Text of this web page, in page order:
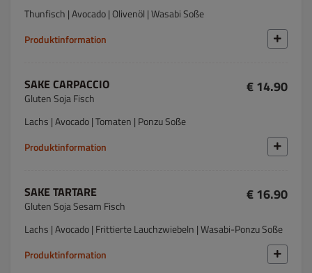
Thunfisch | Avocado | Olivenöl | Wasabi Soße
Produktinformation
SAKE CARPACCIO
Gluten Soja Fisch
€ 14.90
Lachs | Avocado | Tomaten | Ponzu Soße
Produktinformation
SAKE TARTARE
Gluten Soja Sesam Fisch
€ 16.90
Lachs | Avocado | Frittierte Lauchzwiebeln | Wasabi-Ponzu Soße
Produktinformation